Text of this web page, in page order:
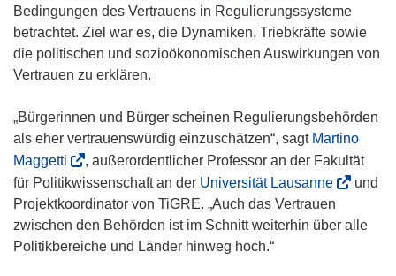
ö
f
t
i
n
n
e
u
e
Bedingungen des Vertrauens in Regulierungssysteme
betrachtet. Ziel war es, die Dynamiken, Triebkräfte sowie
die politischen und sozioökonomischen Auswirkungen von
Vertrauen zu erklären.
„Bürgerinnen und Bürger scheinen Regulierungsbehörden
als eher vertrauenswürdig einzuschätzen“, sagt Martino
Maggetti
ö
f
f
n
, außerordentlicher Professor an der Fakultät
für Politikwissenschaft an der Universität Lausanne(
ö
f
und
Projektkoordinator von TiGRE. „Auch das Vertrauen
zwischen den Behörden ist im Schnitt weiterhin über alle
Politikbereiche und Länder hinweg hoch.“